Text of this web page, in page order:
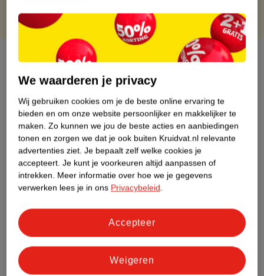
Over dit product
Productinformatie
Etiketinformatie
Nature Impact Score
Dit product heeft (nog) geen Nature
Impact Score.
Bestel & Bezorginformatie
We waarderen je privacy
Wij gebruiken cookies om je de beste online ervaring te
bieden en om onze website persoonlijker en makkelijker te
maken. Zo kunnen we jou de beste acties en aanbiedingen
tonen en zorgen we dat je ook buiten Kruidvat.nl relevante
advertenties ziet. Je bepaalt zelf welke cookies je
accepteert. Je kunt je voorkeuren altijd aanpassen of
intrekken. Meer informatie over hoe we je gegevens
verwerken lees je in ons Privacybeleid.
Weigeren
Accepteer